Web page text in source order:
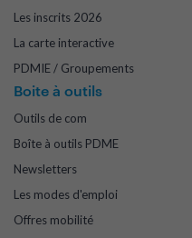
Les inscrits 2026
La carte interactive
PDMIE / Groupements
Boite à outils
Outils de com
Boîte à outils PDME
Newsletters
Les modes d'emploi
Offres mobilité